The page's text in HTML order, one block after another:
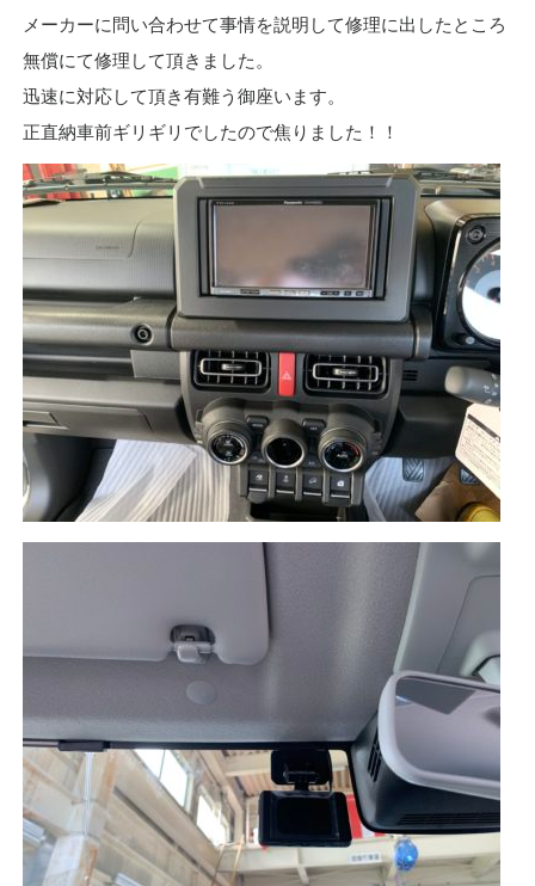
メーカーに問い合わせて事情を説明して修理に出したところ
無償にて修理して頂きました。
迅速に対応して頂き有難う御座います。
正直納車前ギリギリでしたので焦りました！！